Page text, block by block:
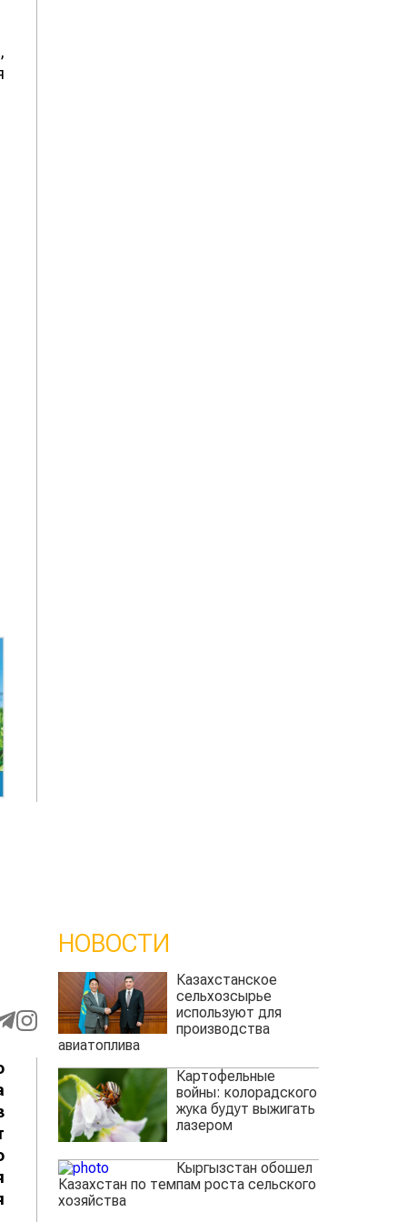
НОВОСТИ
Казахстанское
сельхозсырье
используют для
производства
авиатоплива
Картофельные
войны: колорадского
жука будут выжигать
лазером
Кыргызстан обошел
Казахстан по темпам роста сельского
хозяйства